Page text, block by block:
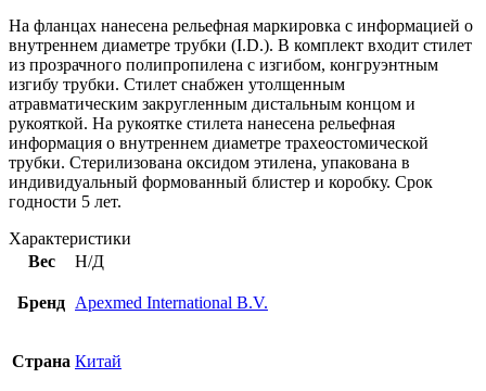
На фланцах нанесена рельефная маркировка с информацией о
внутреннем диаметре трубки (I.D.). В комплект входит стилет
из прозрачного полипропилена с изгибом, конгруэнтным
изгибу трубки. Стилет снабжен утолщенным
атравматическим закругленным дистальным концом и
рукояткой. На рукоятке стилета нанесена рельефная
информация о внутреннем диаметре трахеостомической
трубки. Стерилизована оксидом этилена, упакована в
индивидуальный формованный блистер и коробку. Срок
годности 5 лет.
Характеристики
Вес
Н/Д
Бренд Apexmed International B.V.
Страна Китай